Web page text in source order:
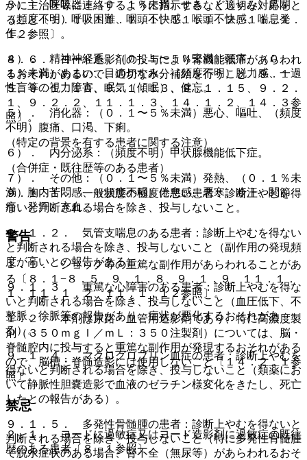
かに主治医等に連絡するように指示するなど適切な対応をと
ること〔１．１、１１．１．１、１１．１．２、１１．１．
１２参照〕。
８．６． ヨード造影剤の投与により腎機能低下があらわれ
るおそれがあるので、適切な水分補給を行うこと〔９．１．
５、９．１．１０、９．１．１３、９．１．１５、９．２．
１、９．２．２、１１．１．３、１４．１．２、１４．３参
照〕。
（特定の背景を有する患者に関する注意）
（合併症・既往歴等のある患者）
９．１．１． 一般状態の極度に悪い患者：診断上やむを得
ないと判断される場合を除き、投与しないこと。
９．１．２． 気管支喘息のある患者：診断上やむを得ない
と判断される場合を除き、投与しないこと（副作用の発現頻
度が高いとの報告がある）。
９．１．３． 重篤な心障害のある患者：診断上やむを得な
いと判断される場合を除き、投与しないこと（血圧低下、不
整脈、徐脈等の報告があり、症状が悪化するおそれがあ
る）。
９．１．４． マクログロブリン血症の患者：診断上やむを
得ないと判断される場合を除き、投与しないこと（類薬にお
いて静脈性胆嚢造影で血液のゼラチン様変化をきたし、死亡
したとの報告がある）。
９．１．５． 多発性骨髄腫の患者：診断上やむを得ないと
判断される場合を除き、投与しないこと（特に多発性骨髄腫
で脱水症状のある場合、腎不全（無尿等）があらわれるおそ
３）． 呼吸器：（０．１％未満）せき、くしゃみ、鼻閉、
（頻度不明）呼吸困難、咽頭不快感、喉頭不快感、喘息発
作。
４）． 精神神経系：（０．１〜５％未満）頭痛、（０．
１％未満）めまい、目のかすみ、（頻度不明）脱力感、一過
性盲等の視力障害、眠気（傾眠）、健忘。
５）． 消化器：（０．１〜５％未満）悪心、嘔吐、（頻度
不明）腹痛、口渇、下痢。
６）． 内分泌系：（頻度不明）甲状腺機能低下症。
７）． その他：（０．１〜５％未満）発熱、（０．１％未
満）胸内苦悶感、（頻度不明）倦怠感、悪寒、冷汗、関節
痛、発汗、充血。
警告
１．１． ショック等の重篤な副作用があらわれることがあ
る〔８．１−８．５、９．１．８、９．１．９、１１．１．
１、１１．１．２、１１．１．１２参照〕。
１．２． 本剤は尿路・血管用造影剤であり、特に高濃度製
剤（３５０ｍｇＩ／ｍＬ：３５０注製剤）については、脳・
脊髄腔内に投与すると重篤な副作用が発現するおそれがある
ので、脳槽・脊髄造影には使用しないこと〔１４．２．１参
照〕。
禁忌
２．１． ヨードに過敏症又はヨード造影剤に過敏症の既往
歴のある患者〔８．１参照〕。